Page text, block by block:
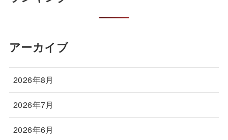
アーカイブ
2026年8月
2026年7月
2026年6月